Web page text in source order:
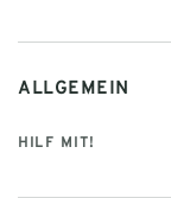
ALLGEMEIN
HILF MIT!